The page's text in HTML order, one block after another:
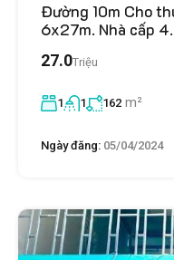
Đường 10m Cho
6x27m. Nhà cấp
27.0Triệu
1 1 162 m²
Ngày đăng: 05/04/2024